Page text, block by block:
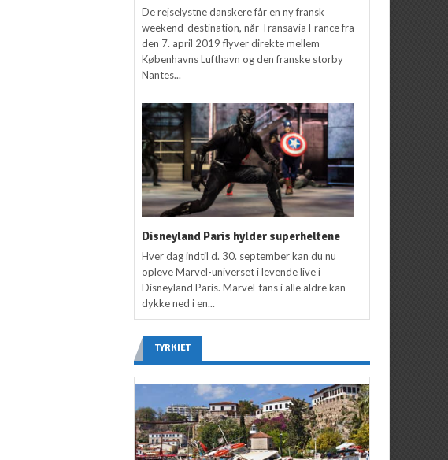
De rejselystne danskere får en ny fransk
weekend-destination, når Transavia France fra
den 7. april 2019 flyver direkte mellem
Københavns Lufthavn og den franske storby
Nantes...
Disneyland Paris hylder superheltene
Hver dag indtil d. 30. september kan du nu
opleve Marvel-universet i levende live i
Disneyland Paris. Marvel-fans i alle aldre kan
dykke ned i en...
TYRKIET